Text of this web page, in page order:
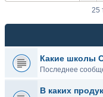
25
Какие школы
Последнее
В каких